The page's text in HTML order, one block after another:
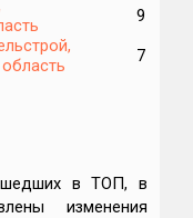
9 781
7 644
в ТОП, в
изменения